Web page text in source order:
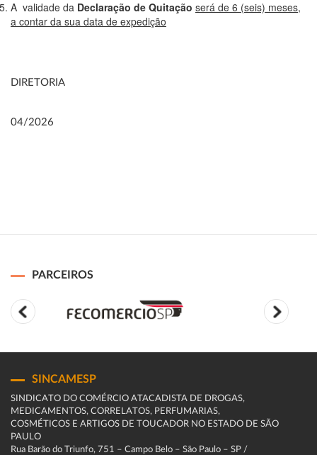
A validade da Declaração de Quitação será de 6 (seis) meses,
a contar da sua data de expedição
DIRETORIA
04/2026
PARCEIROS
SINCAMESP
SINDICATO DO COMÉRCIO ATACADISTA DE DROGAS,
MEDICAMENTOS, CORRELATOS, PERFUMARIAS,
COSMÉTICOS E ARTIGOS DE TOUCADOR NO ESTADO DE SÃO
PAULO
Rua Barão do Triunfo, 751 – Campo Belo – São Paulo – SP /